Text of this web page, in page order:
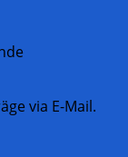
via E-Mail.